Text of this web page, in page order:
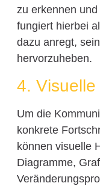
zu erkennen
fungiert hierbei
dazu anregt,
hervorzuheben.
4. Visuelle
Um die
konkrete
können visuelle
Diagramme,